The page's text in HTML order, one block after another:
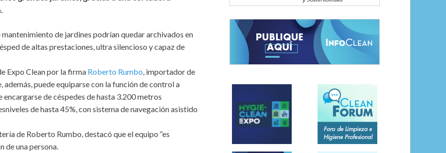
de jardines podrían quedar archivados en
de altas prestaciones, ultra silencioso y capaz de
Expo Clean por la firma Roberto Rumbo , importador de
puede equiparse con la función de control a
de céspedes de hasta 3.200 metros
de hasta 45%, con sistema de navegación asistido
de Roberto Rumbo, destacó que el equipo “es
una persona.